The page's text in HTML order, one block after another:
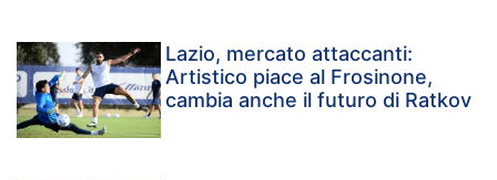
Lazio, mercato attaccanti:
Artistico piace al Frosinone,
cambia anche il futuro di Ratkov